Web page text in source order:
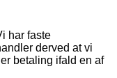
har faste
derved at vi
betaling ifald en af